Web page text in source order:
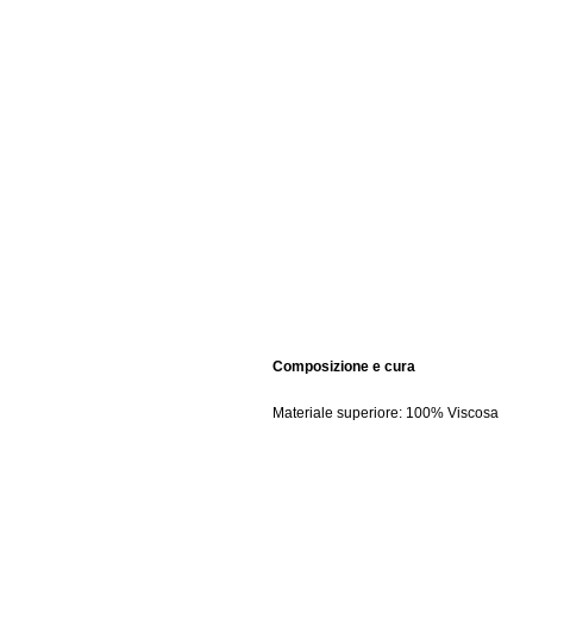
Composizione e cura
Materiale superiore: 100% Viscosa